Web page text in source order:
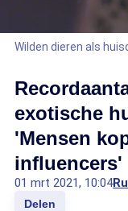
Wilden dieren als
exotische
'Mensen
influencers'
01 mrt 2021, 10:04
Delen